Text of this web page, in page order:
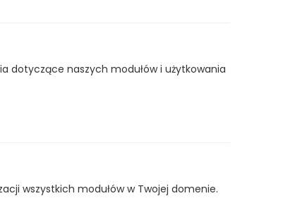
dotyczące naszych modułów i użytkowania
wszystkich modułów w Twojej domenie.